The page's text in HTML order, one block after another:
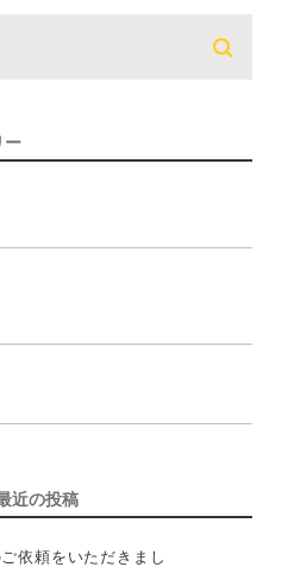
ー
近の投稿
依頼をいただきまし